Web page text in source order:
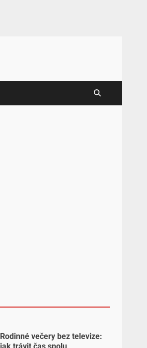
Rodinné večery bez televize:
jak trávit čas spolu